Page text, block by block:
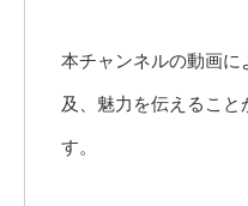
本チャンネルの動画
及、魅力を伝えること
す。